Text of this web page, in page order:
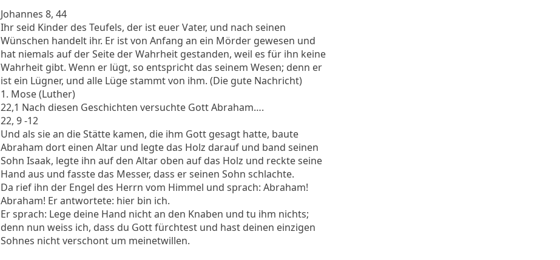
Johannes 8, 44
Ihr seid Kinder des Teufels, der ist euer Vater, und nach seinen
Wünschen handelt ihr. Er ist von Anfang an ein Mörder gewesen und
hat niemals auf der Seite der Wahrheit gestanden, weil es für ihn keine
Wahrheit gibt. Wenn er lügt, so entspricht das seinem Wesen; denn er
ist ein Lügner, und alle Lüge stammt von ihm. (Die gute Nachricht)
1. Mose (Luther)
22,1 Nach diesen Geschichten versuchte Gott Abraham….
22, 9 -12
Und als sie an die Stätte kamen, die ihm Gott gesagt hatte, baute
Abraham dort einen Altar und legte das Holz darauf und band seinen
Sohn Isaak, legte ihn auf den Altar oben auf das Holz und reckte seine
Hand aus und fasste das Messer, dass er seinen Sohn schlachte.
Da rief ihn der Engel des Herrn vom Himmel und sprach: Abraham!
Abraham! Er antwortete: hier bin ich.
Er sprach: Lege deine Hand nicht an den Knaben und tu ihm nichts;
denn nun weiss ich, dass du Gott fürchtest und hast deinen einzigen
Sohnes nicht verschont um meinetwillen.